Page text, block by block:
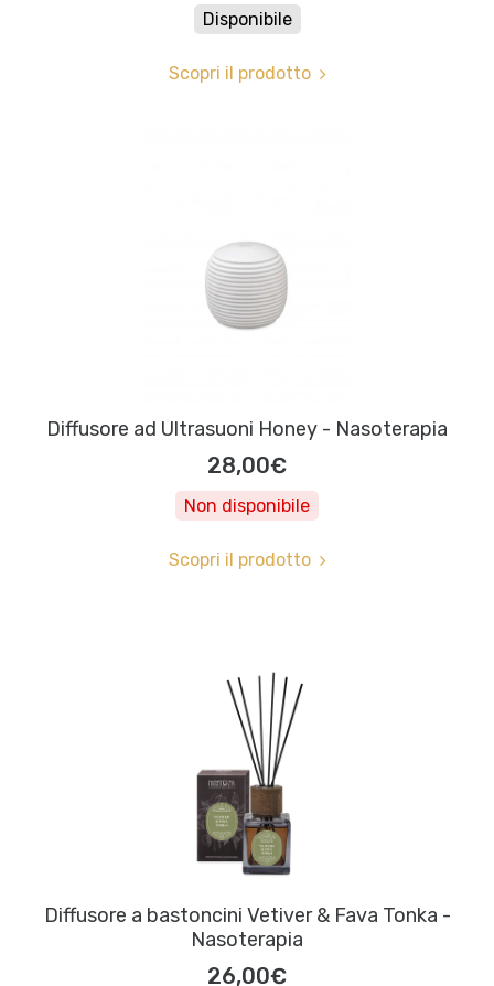
Disponibile
Scopri il prodotto
Diffusore ad Ultrasuoni Honey - Nasoterapia
28,00€
Non disponibile
Scopri il prodotto
Diffusore a bastoncini Vetiver & Fava Tonka -
Nasoterapia
26,00€